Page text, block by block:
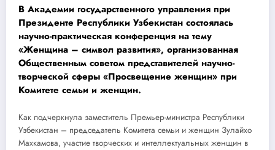
В Академии государственного управления при
Президенте Республики Узбекистан состоялась
научно-практическая конференция на тему
«Женщина – символ развития», организованная
Общественным советом представителей научно-
творческой сферы «Просвещение женщин» при
Комитете семьи и женщин.
Как подчеркнула заместитель Премьер-министра Республики
Узбекистан – председатель Комитета семьи и женщин Зулайхо
Махкамова, участие творческих и интеллектуальных женщин в